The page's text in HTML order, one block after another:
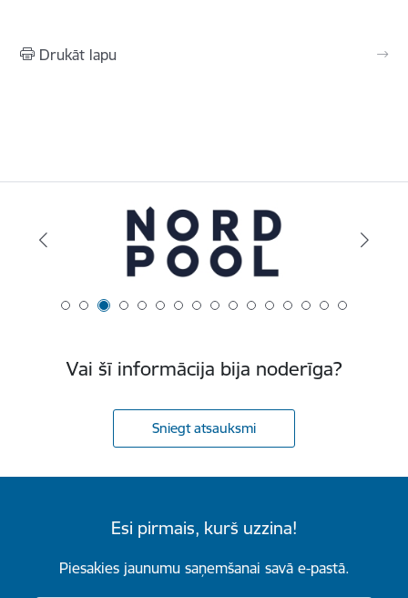
Drukāt lapu
Vai šī informācija bija noderīga?
Sniegt atsauksmi
Esi pirmais, kurš uzzina!
Piesakies jaunumu saņemšanai savā e-pastā.